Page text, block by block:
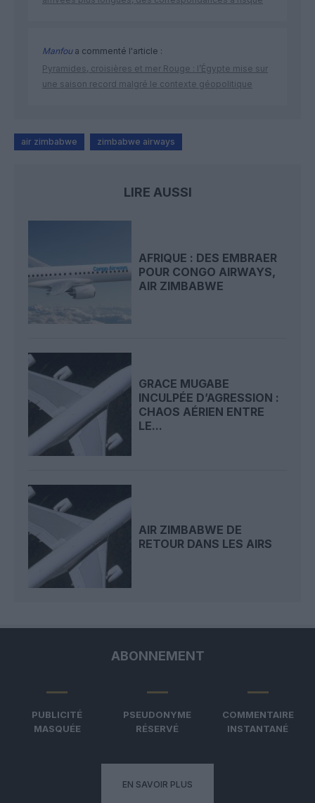
Manfoua commenté l'article :
Pyramides, croisières et mer Rouge : l’Égypte mise sur
une saison record malgré le contexte géopolitique
air zimbabwe zimbabwe airways
LIRE AUSSI
AFRIQUE : DES EMBRAER
POUR CONGO AIRWAYS,
AIR ZIMBABWE
GRACE MUGABE
INCULPÉE D’AGRESSION :
CHAOS AÉRIEN ENTRE
LE...
AIR ZIMBABWE DE
RETOUR DANS LES AIRS
ABONNEMENT
PUBLICITÉ
MASQUÉE
PSEUDONYME
RÉSERVÉ
COMMENTAIRE
INSTANTANÉ
EN SAVOIR PLUS